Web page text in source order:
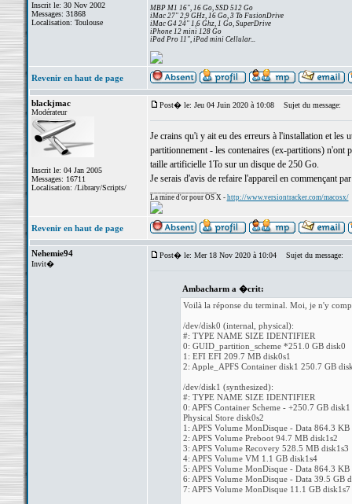
Inscrit le: 30 Nov 2002
Messages: 31868
Localisation: Toulouse
MBP M1 16", 16 Go, SSD 512 Go
iMac 27" 2,9 GHz, 16 Go, 3 To FusionDrive
iMac G4 24" 1,6 Ghz, 1 Go, SuperDrive
iPhone 12 mini 128 Go
iPad Pro 11", iPad mini Cellular...
Revenir en haut de page
blackjmac
Modérateur
Inscrit le: 04 Jan 2005
Messages: 16711
Localisation: /Library/Scripts/
Post� le: Jeu 04 Juin 2020 à 10:08 Sujet du message:
Je crains qu'i y ait eu des erreurs à l'installation et
partitionnement - les contenaires (ex-partitions) n'ont
taille artificielle 1To sur un disque de 250 Go.
Je serais d'avis de refaire l'appareil en commençant
La mine d'or pour OS X - http://www.versiontracker.com/macosx/
Revenir en haut de page
Nehemie94
Invit�
Post� le: Mer 18 Nov 2020 à 10:04 Sujet du message:
Ambacharm a �crit:
Voilà la réponse du terminal. Moi, je n'y
/dev/disk0 (internal, physical):
#: TYPE NAME SIZE IDENTIFIER
0: GUID_partition_scheme *251.0 GB disk0
1: EFI EFI 209.7 MB disk0s1
2: Apple_APFS Container disk1 250.7 GB
/dev/disk1 (synthesized):
#: TYPE NAME SIZE IDENTIFIER
0: APFS Container Scheme - +250.7 GB disk1
Physical Store disk0s2
1: APFS Volume MonDisque - Data 864.3 KB
2: APFS Volume Preboot 94.7 MB disk1s2
3: APFS Volume Recovery 528.5 MB disk1s3
4: APFS Volume VM 1.1 GB disk1s4
5: APFS Volume MonDisque - Data 864.3 KB
6: APFS Volume MonDisque - Data 39.5 GB
7: APFS Volume MonDisque 11.1 GB disk1s7